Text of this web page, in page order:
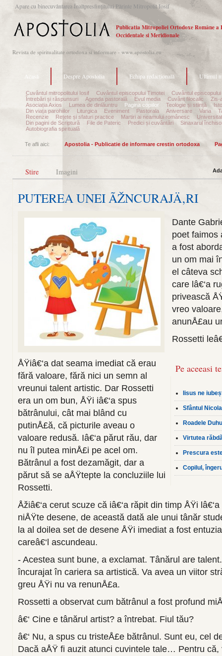
Apare cu binecuvântarea Înaltpresfinţitului Părinte Mitropolit Iosif
Publicatia Mitropoliei Ortodoxe Române a
Occidentale si Meridionale
Revista de spiritualitate ortodoxa si informare - www.apostolia.eu
Acasă Despre Apostolia Echipa redacțională Ultimul
Cuvântul mitropolitului Iosif Cuvântul episcopului Timotei
Cuvântul episcopului
Întrebări și răspunsuri
Agenda pastorală Evul media Cuvânt filocalic
Zis-
Asociația Axios
Lumea de dinlăuntru Pagina copiilor Teologie și stiință
Din viața parohiilor
Liturgica Eveniment Pastorala Aniversare Varia
Recenzie
Rețete și sfaturi practice Martiri ai neamului românesc
Din pagini de Scriptură
File de Pateric Predici și cuvântări
Sinaxarul
Autobiografia spirituală
Te afli aici: Apostolia - Publicatie de informare crestin ortodoxa
Stire Imagini
PUTEREA UNEI ÃŽNCURAJÄ‚RI
Pe aceeasi
Iisus ne
Sfântul
Roadele
Virtutea
Prescura
Copilul,
Dante
poet faimos
a fost
un om mai
el câteva
care lâ€‘a
privească
vreo
anunÅ£au
Rossetti
ÅŸiâ€‘a dat seama imediat că erau
fără valoare, fără nici un semn al
vreunui talent artistic. Dar Rossetti
era un om bun, ÅŸi iâ€‘a spus
bătrânului, cât mai blând cu
putinÅ£ă, că picturile aveau o
valoare redusă. Iâ€‘a părut rău, dar
nu îl putea minÅ£i pe acel om.
Bătrânul a fost dezamăgit, dar a
părut să se aÅŸtepte la concluziile lui
Rossetti.
Åžiâ€‘a cerut scuze că iâ€‘a răpit din timp ÅŸi
niÅŸte desene, de această dată ale unui tânăr
la al doilea set de desene ÅŸi imediat a fost
careâ€‘l ascundeau.
- Acestea sunt bune, a exclamat. Tânărul are
încurajat în cariera sa artistică. Va avea un viitor
greu ÅŸi nu va renunÅ£a.
Rossetti a observat cum bătrânul a fost profund
â€‘ Cine e tânărul artist? a întrebat. Fiul tău?
â€‘ Nu, a spus cu tristeÅ£e bătrânul. Sunt eu, cel
Dacă aÅŸ fi auzit atunci cuvintele tale… Pentru că,